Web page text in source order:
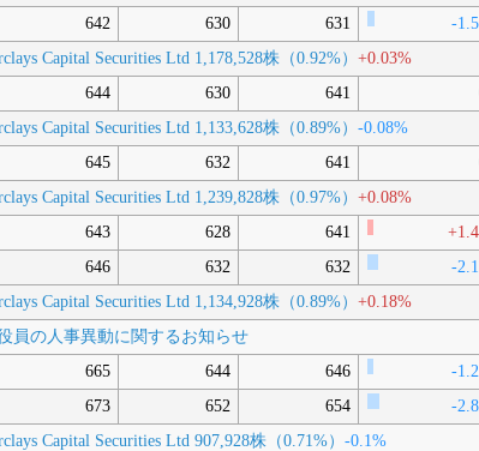
642 630 631 -
Capital Securities Ltd 1,178,528株（0.92%）+0.03%
644 630 641
Capital Securities Ltd 1,133,628株（0.89%）-0.08%
645 632 641
Capital Securities Ltd 1,239,828株（0.97%）+0.08%
643 628 641
646 632 632 -
Capital Securities Ltd 1,134,928株（0.89%）+0.18%
員の人事異動に関するお知らせ
665 644 646 -
673 652 654 -
Capital Securities Ltd 907,928株（0.71%）-0.1%